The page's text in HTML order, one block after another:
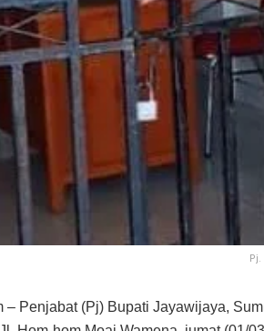
– Penjabat (Pj) Bupati Jayawijaya,